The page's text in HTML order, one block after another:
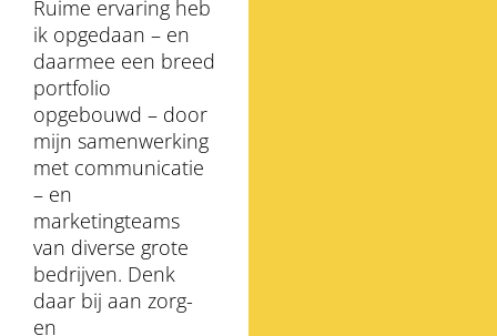
Ruime ervaring heb
ik opgedaan – en
daarmee een breed
portfolio
opgebouwd – door
mijn samenwerking
met communicatie
– en
marketingteams
van diverse grote
bedrijven. Denk
daar bij aan zorg-
en